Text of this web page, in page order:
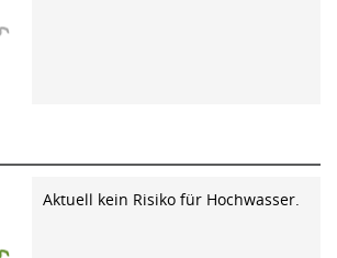
Aktuell kein Risiko für Hochwasser.